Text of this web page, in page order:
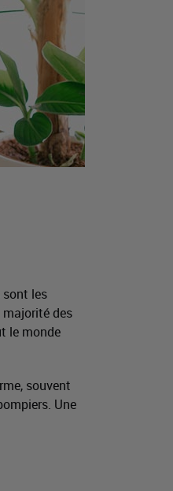
sont les
majorité des
le monde
souvent
Une